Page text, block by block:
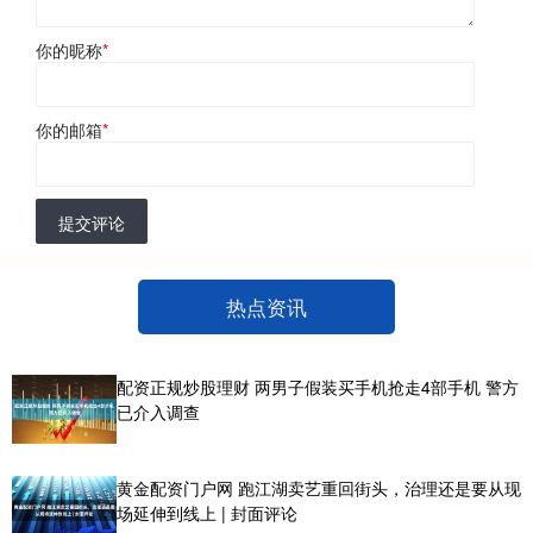
你的昵称*
你的邮箱*
提交评论
热点资讯
配资正规炒股理财 两男子假装买手机抢走4部手机 警方
已介入调查
黄金配资门户网 跑江湖卖艺重回街头，治理还是要从现
场延伸到线上 | 封面评论